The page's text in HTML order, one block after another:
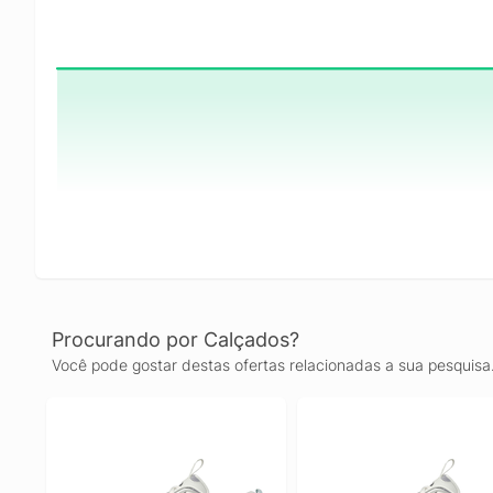
Procurando por Calçados?
Você pode gostar destas ofertas relacionadas a sua